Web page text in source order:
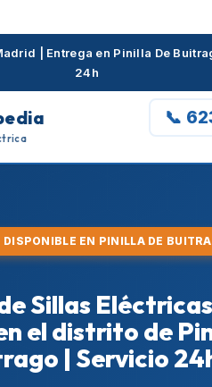
| Entrega en Pinilla De
24h
📞
DISPONIBLE EN PINILLA DE
Sillas
el distrito de
| Servicio